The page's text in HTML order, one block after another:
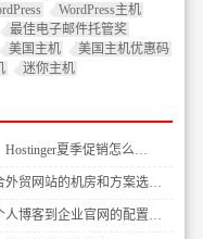
WordPress主机
最佳电子邮件托管奖
美国主机
美国主机优惠码
迷你主机
Hostinger夏季促销怎么…
外贸网站的机房和方案选…
人博客到企业官网的配置…